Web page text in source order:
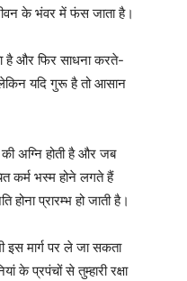
के भंवर में फंस जाता है।
है और फिर साधना करते-
यदि गुरू है तो आसान
अग्नि होती है और जब
कर्म भस्म होने लगते हैं
प्रारम्भ हो जाती है।
इस मार्ग पर ले जा सकता
के प्रपंचों से तुम्हारी रक्षा